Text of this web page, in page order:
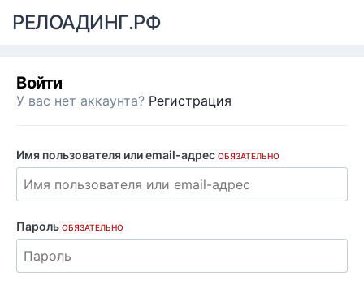
РЕЛОАДИНГ.РФ
Войти
У вас нет аккаунта? Регистрация
Имя пользователя или email-адрес ОБЯЗАТЕЛЬНО
Пароль ОБЯЗАТЕЛЬНО